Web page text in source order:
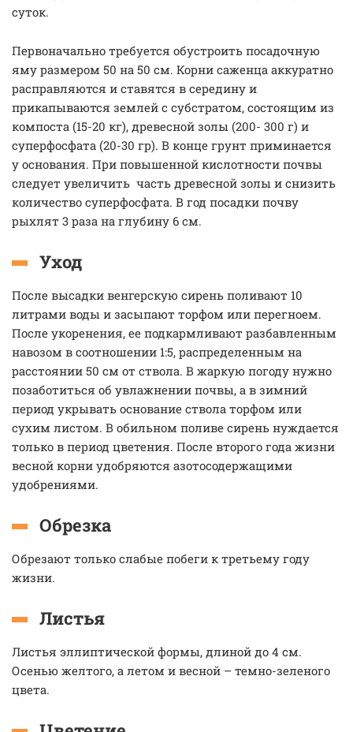
суток.
Первоначально требуется обустроить посадочную
яму размером 50 на 50 см. Корни саженца аккуратно
расправляются и ставятся в середину и
прикапываются землей с субстратом, состоящим из
компоста (15-20 кг), древесной золы (200- 300 г) и
суперфосфата (20-30 гр). В конце грунт приминается
у основания. При повышенной кислотности почвы
следует увеличить часть древесной золы и снизить
количество суперфосфата. В год посадки почву
рыхлят 3 раза на глубину 6 см.
Уход
После высадки венгерскую сирень поливают 10
литрами воды и засыпают торфом или перегноем.
После укоренения, ее подкармливают разбавленным
навозом в соотношении 1:5, распределенным на
расстоянии 50 см от ствола. В жаркую погоду нужно
позаботиться об увлажнении почвы, а в зимний
период укрывать основание ствола торфом или
сухим листом. В обильном поливе сирень нуждается
только в период цветения. После второго года жизни
весной корни удобряются азотосодержащими
удобрениями.
Обрезка
Обрезают только слабые побеги к третьему году
жизни.
Листья
Листья эллиптической формы, длиной до 4 см.
Осенью желтого, а летом и весной – темно-зеленого
цвета.